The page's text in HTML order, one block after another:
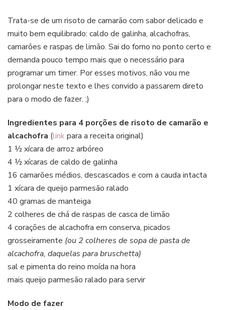
Trata-se de um risoto de camarão com sabor delicado e
muito bem equilibrado: caldo de galinha, alcachofras,
camarões e raspas de limão. Sai do forno no ponto certo e
demanda pouco tempo mais que o necessário para
programar um timer. Por esses motivos, não vou me
prolongar neste texto e lhes convido a passarem direto
para o modo de fazer. ;)
Ingredientes para 4 porções de risoto de camarão e
alcachofra (linkpara a receita original)
1 ½ xícara de arroz arbóreo
4 ½ xícaras de caldo de galinha
16 camarões médios, descascados e com a cauda intacta
1 xícara de queijo parmesão ralado
40 gramas de manteiga
2 colheres de chá de raspas de casca de limão
4 corações de alcachofra em conserva, picados
grosseiramente (ou 2 colheres de sopa de pasta de
alcachofra, daquelas para bruschetta)
sal e pimenta do reino moída na hora
mais queijo parmesão ralado para servir
Modo de fazer